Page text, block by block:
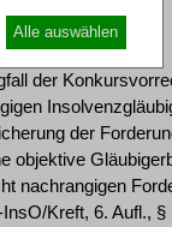
der
der
objektive
nachrangigen
Kreft, 6. Aufl.,
Alle auswählen